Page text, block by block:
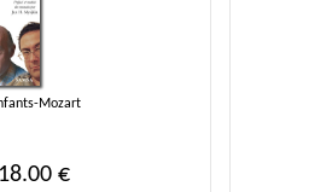
Mozart
18.00 €